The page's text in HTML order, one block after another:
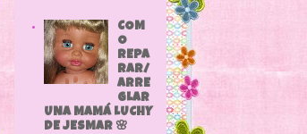
COM
O
REPA
RAR/
ARRE
GLAR
UNA MAMÁ LUCHY
DE JESMAR 🌸